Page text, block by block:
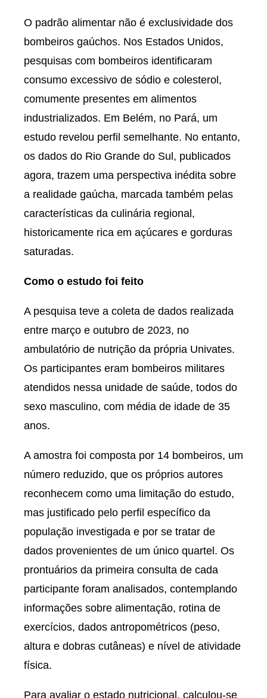
O padrão alimentar não é exclusividade dos
bombeiros gaúchos. Nos Estados Unidos,
pesquisas com bombeiros identificaram
consumo excessivo de sódio e colesterol,
comumente presentes em alimentos
industrializados. Em Belém, no Pará, um
estudo revelou perfil semelhante. No entanto,
os dados do Rio Grande do Sul, publicados
agora, trazem uma perspectiva inédita sobre
a realidade gaúcha, marcada também pelas
características da culinária regional,
historicamente rica em açúcares e gorduras
saturadas.
Como o estudo foi feito
A pesquisa teve a coleta de dados realizada
entre março e outubro de 2023, no
ambulatório de nutrição da própria Univates.
Os participantes eram bombeiros militares
atendidos nessa unidade de saúde, todos do
sexo masculino, com média de idade de 35
anos.
A amostra foi composta por 14 bombeiros, um
número reduzido, que os próprios autores
reconhecem como uma limitação do estudo,
mas justificado pelo perfil específico da
população investigada e por se tratar de
dados provenientes de um único quartel. Os
prontuários da primeira consulta de cada
participante foram analisados, contemplando
informações sobre alimentação, rotina de
exercícios, dados antropométricos (peso,
altura e dobras cutâneas) e nível de atividade
física.
Para avaliar o estado nutricional, calculou-se